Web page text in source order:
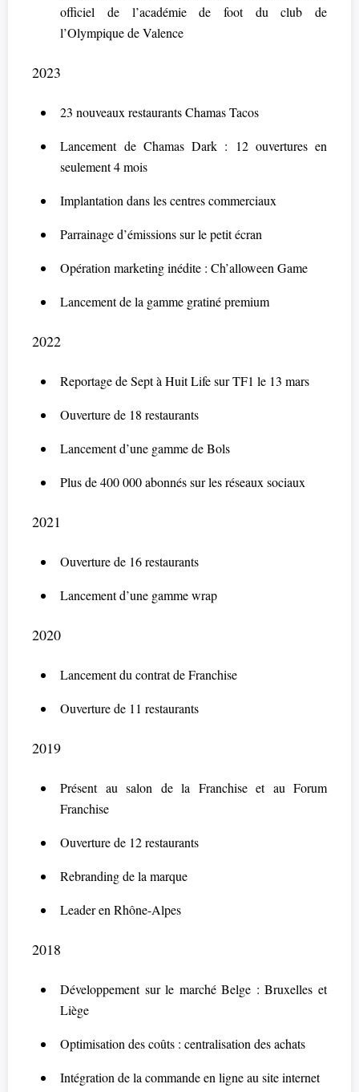
officiel de l’académie de foot du club de
l’Olympique de Valence
2023
23 nouveaux restaurants Chamas Tacos
Lancement de Chamas Dark : 12 ouvertures en
seulement 4 mois
Implantation dans les centres commerciaux
Parrainage d’émissions sur le petit écran
Opération marketing inédite : Ch’alloween Game
Lancement de la gamme gratiné premium
2022
Reportage de Sept à Huit Life sur TF1 le 13 mars
Ouverture de 18 restaurants
Lancement d’une gamme de Bols
Plus de 400 000 abonnés sur les réseaux sociaux
2021
Ouverture de 16 restaurants
Lancement d’une gamme wrap
2020
Lancement du contrat de Franchise
Ouverture de 11 restaurants
2019
Présent au salon de la Franchise et au Forum
Franchise
Ouverture de 12 restaurants
Rebranding de la marque
Leader en Rhône-Alpes
2018
Développement sur le marché Belge : Bruxelles et
Liège
Optimisation des coûts : centralisation des achats
Intégration de la commande en ligne au site internet